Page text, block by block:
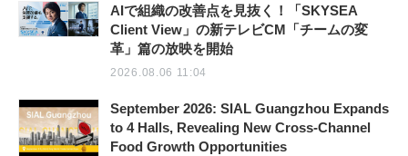
AIで組織の改善点を見抜く！「SKYSEA
Client View」の新テレビCM「チームの変
革」篇の放映を開始
2026.08.06 11:04
September 2026: SIAL Guangzhou Expands
to 4 Halls, Revealing New Cross-Channel
Food Growth Opportunities